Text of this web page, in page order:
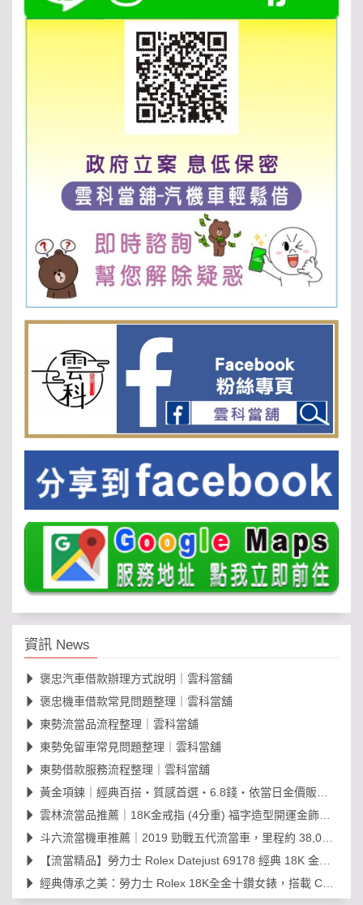
資訊 News
褒忠汽車借款辦理方式說明｜雲科當舖
褒忠機車借款常見問題整理｜雲科當舖
東勢流當品流程整理｜雲科當舖
東勢免留車常見問題整理｜雲科當舖
東勢借款服務流程整理｜雲科當舖
黃金項鍊｜經典百搭・質感首選・6.8錢・依當日金價販售，免工錢更划算
雲林流當品推薦｜18K金戒指 (4分重) 福字造型開運金飾，日常百搭超值選！
斗六流當機車推薦｜2019 勁戰五代流當車，里程約 38,000km，可現場賞車議價
【流當精品】勞力士 Rolex Datejust 69178 經典 18K 金鑽石女錶｜原裝 203
經典傳承之美：勞力士 Rolex 18K全金十鑽女錶，搭載 Cal. 2030 機芯的黃金年代